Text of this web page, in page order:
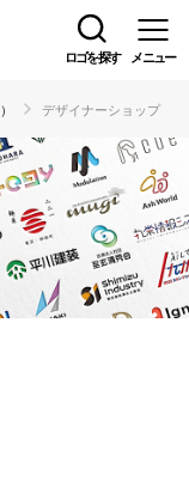
ロゴを探す メニュー
デザイナーショップ